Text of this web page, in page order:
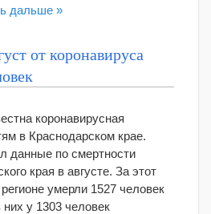
дальше »
от коронавируса
коронавирусная
в Краснодарском крае.
данные по смертности
края в августе. За этот
умерли 1527 человек
у 1303 человек